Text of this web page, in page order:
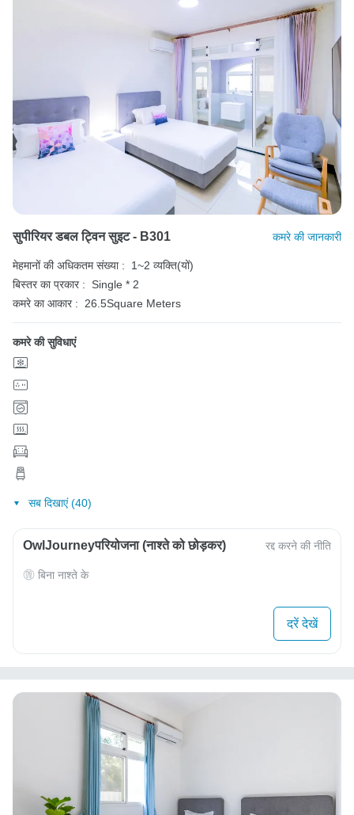
सुपीरियर डबल ट्विन सुइट - B301 कमरे की जानकारी
मेहमानों की अधिकतम संख्या :
1~2 व्यक्ति(यों)
बिस्तर का प्रकार :
Single * 2
कमरे का आकार : 26.5Square Meters
कमरे की सुविधाएं
सब दिखाएं (40)
OwlJourneyपरियोजना (नाश्ते को छोड़कर) रद्द करने की नीति
बिना नाश्ते के
दरें देखें